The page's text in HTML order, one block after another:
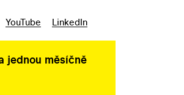
YouTube LinkedIn
jednou měsíčně